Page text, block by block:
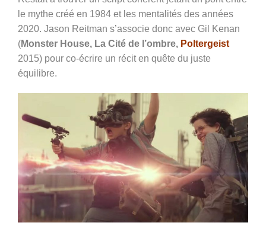
le mythe créé en 1984 et les mentalités des années
2020. Jason Reitman s’associe donc avec Gil Kenan
(Monster House, La Cité de l’ombre, Poltergeist
2015) pour co-écrire un récit en quête du juste
équilibre.